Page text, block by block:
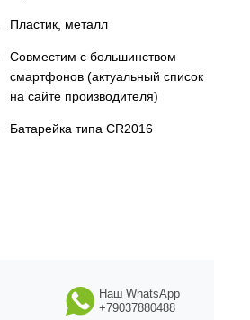
Пластик, металл
Совместим с большинством
смартфонов (актуальный список
на сайте производителя)
Батарейка типа CR2016
Наш WhatsApp
+79037880488